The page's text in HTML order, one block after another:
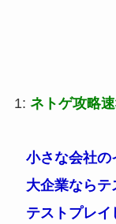
1: ネトゲ攻略
小さな会社の
大企業なら
テストプレイ